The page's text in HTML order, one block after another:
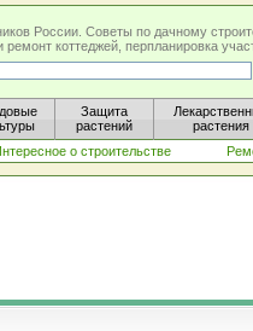
России. Советы по дачному
ремонт коттеджей, перпланировка
Защита
растений
растения
о строительстве